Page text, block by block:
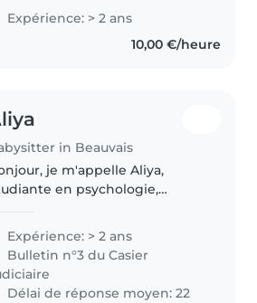
âges patiente, organisée, et
je sais gérée les
des enfants. Habituée..
Expérience: > 2 ans
10,00 €/heure
in Beauvais
je m'appelle Aliya,
en psychologie,
projets ! Curieuse,
et pleine d'énergie,
inventer des activités,
Expérience: > 2 ans
Bulletin n°3 du Casier
Délai de réponse moyen: 22